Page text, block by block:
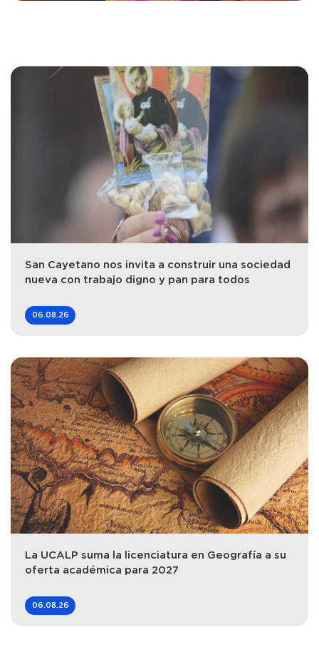
San Cayetano nos invita a construir una sociedad
nueva con trabajo digno y pan para todos
06.08.26
La UCALP suma la licenciatura en Geografía a su
oferta académica para 2027
06.08.26